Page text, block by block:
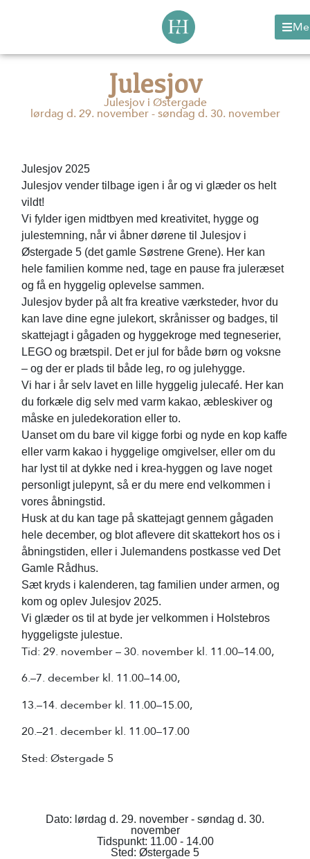
Julesjov
Julesjov i Østergade
lørdag d. 29. november - søndag d. 30. november
Julesjov 2025
Julesjov vender tilbage igen i år og vi glæder os helt
vildt!
Vi fylder igen midtbyen med kreativitet, hygge og
julestemning, når vi åbner dørene til Julesjov i
Østergade 5 (det gamle Søstrene Grene). Her kan
hele familien komme ned, tage en pause fra juleræset
og få en hyggelig oplevelse sammen.
Julesjov byder på alt fra kreative værksteder, hvor du
kan lave dine egne julekort, skrånisser og badges, til
skattejagt i gågaden og hyggekroge med tegneserier,
LEGO og brætspil. Det er jul for både børn og voksne
– og der er plads til både leg, ro og julehygge.
Vi har i år selv lavet en lille hyggelig julecafé. Her kan
du forkæle dig selv med varm kakao, æbleskiver og
måske en juledekoration eller to.
Uanset om du bare vil kigge forbi og nyde en kop kaffe
eller varm kakao i hyggelige omgivelser, eller om du
har lyst til at dykke ned i krea-hyggen og lave noget
personligt julepynt, så er du mere end velkommen i
vores åbningstid.
Husk at du kan tage på skattejagt gennem gågaden
hele december, og blot aflevere dit skattekort hos os i
åbningstiden, eller i Julemandens postkasse ved Det
Gamle Rådhus.
Sæt kryds i kalenderen, tag familien under armen, og
kom og oplev Julesjov 2025.
Vi glæder os til at byde jer velkommen i Holstebros
hyggeligste julestue.
Tid: 29. november – 30. november kl. 11.00–14.00,
6.–7. december kl. 11.00–14.00,
13.–14. december kl. 11.00–15.00,
20.–21. december kl. 11.00–17.00
Sted: Østergade 5
Dato: lørdag d. 29. november - søndag d. 30.
november
Tidspunkt: 11.00 - 14.00
Sted: Østergade 5